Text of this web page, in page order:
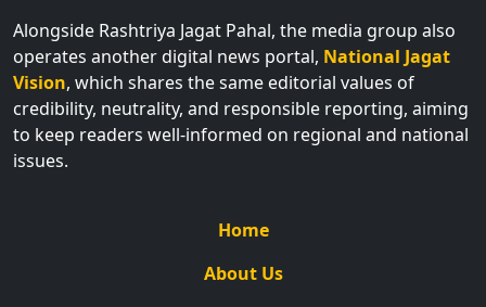
Alongside Rashtriya Jagat Pahal, the media group also
operates another digital news portal, National Jagat
Vision, which shares the same editorial values of
credibility, neutrality, and responsible reporting, aiming
to keep readers well-informed on regional and national
issues.
Home
About Us